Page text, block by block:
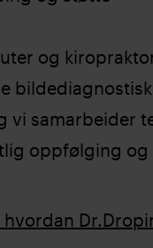
og
vi samarbeider
oppfølging
hvordan